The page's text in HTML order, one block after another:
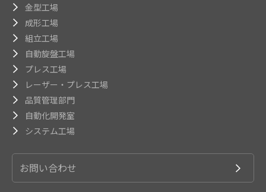
金型工場
成形工場
組立工場
自動旋盤工場
プレス工場
レーザー・プレス工場
品質管理部門
自動化開発室
システム工場
お問い合わせ